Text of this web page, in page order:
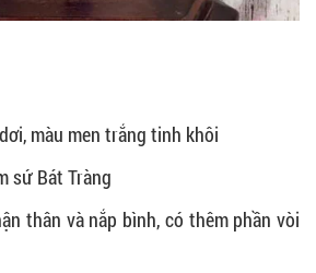
màu men trắng tinh khôi
sứ Bát Tràng
thân và nắp bình, có thêm phần vòi